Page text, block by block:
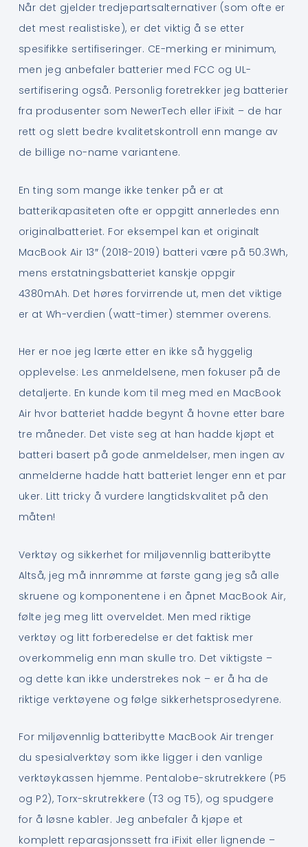
Når det gjelder tredjepartsalternativer (som ofte er
det mest realistiske), er det viktig å se etter
spesifikke sertifiseringer. CE-merking er minimum,
men jeg anbefaler batterier med FCC og UL-
sertifisering også. Personlig foretrekker jeg batterier
fra produsenter som NewerTech eller iFixit – de har
rett og slett bedre kvalitetskontroll enn mange av
de billige no-name variantene.
En ting som mange ikke tenker på er at
batterikapasiteten ofte er oppgitt annerledes enn
originalbatteriet. For eksempel kan et originalt
MacBook Air 13″ (2018-2019) batteri være på 50.3Wh,
mens erstatningsbatteriet kanskje oppgir
4380mAh. Det høres forvirrende ut, men det viktige
er at Wh-verdien (watt-timer) stemmer overens.
Her er noe jeg lærte etter en ikke så hyggelig
opplevelse: Les anmeldelsene, men fokuser på de
detaljerte. En kunde kom til meg med en MacBook
Air hvor batteriet hadde begynt å hovne etter bare
tre måneder. Det viste seg at han hadde kjøpt et
batteri basert på gode anmeldelser, men ingen av
anmelderne hadde hatt batteriet lenger enn et par
uker. Litt tricky å vurdere langtidskvalitet på den
måten!
Verktøy og sikkerhet for miljøvennlig batteribytte
Altså, jeg må innrømme at første gang jeg så alle
skruene og komponentene i en åpnet MacBook Air,
følte jeg meg litt overveldet. Men med riktige
verktøy og litt forberedelse er det faktisk mer
overkommelig enn man skulle tro. Det viktigste –
og dette kan ikke understrekes nok – er å ha de
riktige verktøyene og følge sikkerhetsprosedyrene.
For miljøvennlig batteribytte MacBook Air trenger
du spesialverktøy som ikke ligger i den vanlige
verktøykassen hjemme. Pentalobe-skrutrekkere (P5
og P2), Torx-skrutrekkere (T3 og T5), og spudgere
for å løsne kabler. Jeg anbefaler å kjøpe et
komplett reparasjonssett fra iFixit eller lignende –